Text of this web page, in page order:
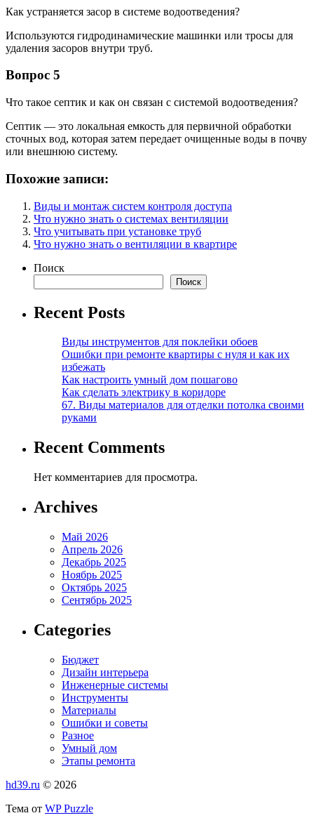
Как устраняется засор в системе водоотведения?
Используются гидродинамические машинки или тросы для
удаления засоров внутри труб.
Вопрос 5
Что такое септик и как он связан с системой водоотведения?
Септик — это локальная емкость для первичной обработки
сточных вод, которая затем передает очищенные воды в почву
или внешнюю систему.
Похожие записи:
Виды и монтаж систем контроля доступа
Что нужно знать о системах вентиляции
Что учитывать при установке труб
Что нужно знать о вентиляции в квартире
Поиск
Поиск
Recent Posts
Виды инструментов для поклейки обоев
Ошибки при ремонте квартиры с нуля и как их
избежать
Как настроить умный дом пошагово
Как сделать электрику в коридоре
67. Виды материалов для отделки потолка своими
руками
Recent Comments
Нет комментариев для просмотра.
Archives
Май 2026
Апрель 2026
Декабрь 2025
Ноябрь 2025
Октябрь 2025
Сентябрь 2025
Categories
Бюджет
Дизайн интерьера
Инженерные системы
Инструменты
Материалы
Ошибки и советы
Разное
Умный дом
Этапы ремонта
hd39.ru © 2026
Тема от WP Puzzle